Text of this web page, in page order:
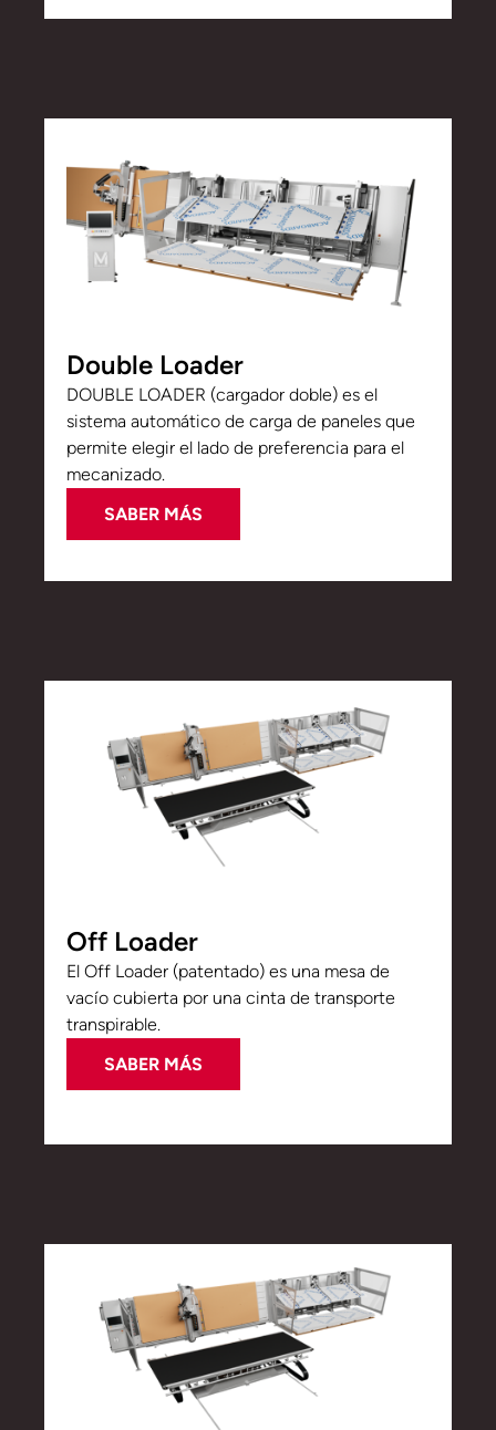
Double Loader
DOUBLE LOADER (cargador doble) es el
sistema automático de carga de paneles que
permite elegir el lado de preferencia para el
mecanizado.
SABER MÁS
Off Loader
El Off Loader (patentado) es una mesa de
vacío cubierta por una cinta de transporte
transpirable.
SABER MÁS